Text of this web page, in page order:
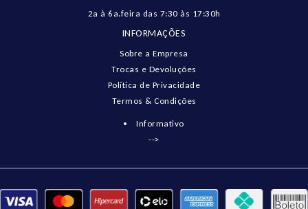
2a à 6a.feira das 7:30 às 17:30h
INFORMAÇÕES
Sobre a Empresa
Trocas e Devoluções
Política de Privacidade
Termos & Condições
Informativo
-->